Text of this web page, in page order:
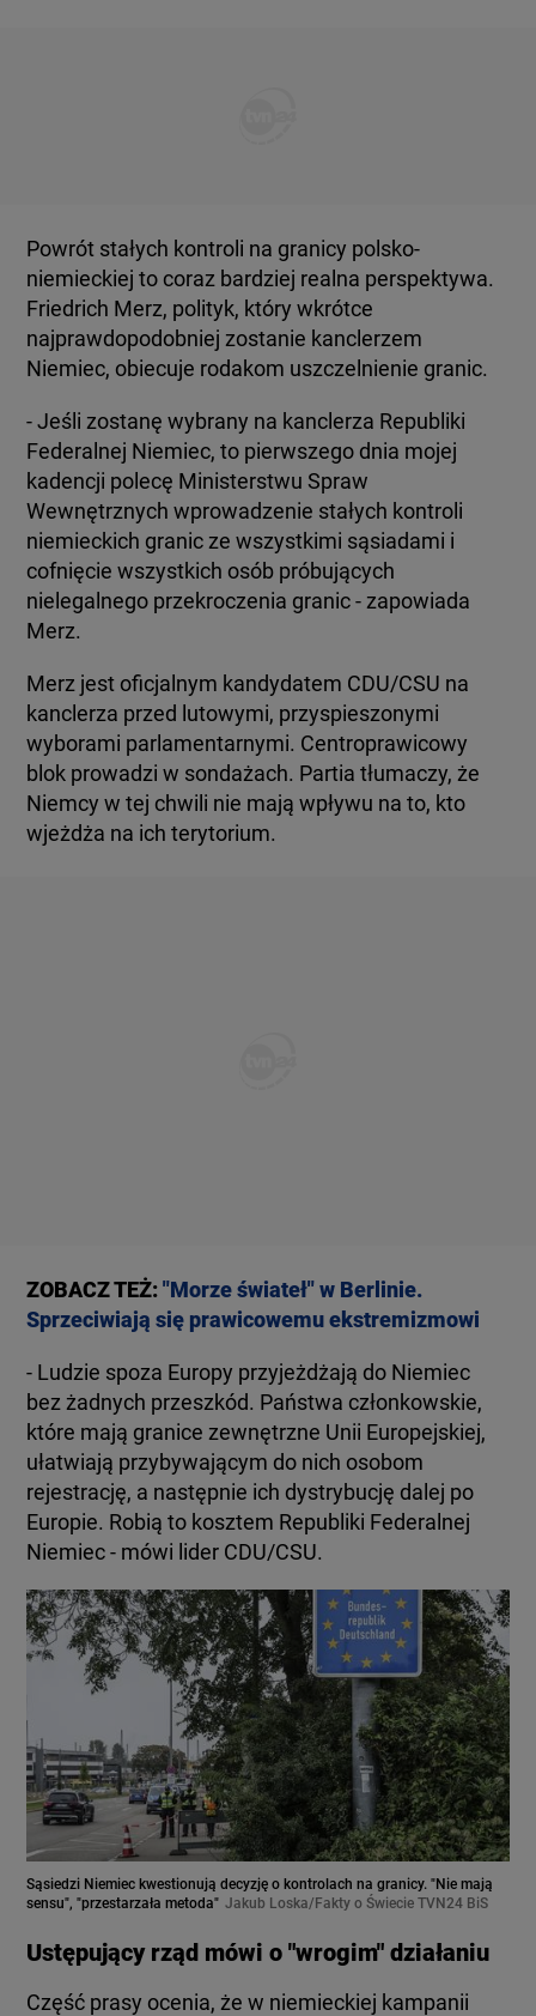
Powrót stałych kontroli na granicy polsko-
niemieckiej to coraz bardziej realna perspektywa.
Friedrich Merz, polityk, który wkrótce
najprawdopodobniej zostanie kanclerzem
Niemiec, obiecuje rodakom uszczelnienie granic.
- Jeśli zostanę wybrany na kanclerza Republiki
Federalnej Niemiec, to pierwszego dnia mojej
kadencji polecę Ministerstwu Spraw
Wewnętrznych wprowadzenie stałych kontroli
niemieckich granic ze wszystkimi sąsiadami i
cofnięcie wszystkich osób próbujących
nielegalnego przekroczenia granic - zapowiada
Merz.
Merz jest oficjalnym kandydatem CDU/CSU na
kanclerza przed lutowymi, przyspieszonymi
wyborami parlamentarnymi. Centroprawicowy
blok prowadzi w sondażach. Partia tłumaczy, że
Niemcy w tej chwili nie mają wpływu na to, kto
wjeżdża na ich terytorium.
ZOBACZ TEŻ:"Morze świateł" w Berlinie.
Sprzeciwiają się prawicowemu ekstremizmowi
- Ludzie spoza Europy przyjeżdżają do Niemiec
bez żadnych przeszkód. Państwa członkowskie,
które mają granice zewnętrzne Unii Europejskiej,
ułatwiają przybywającym do nich osobom
rejestrację, a następnie ich dystrybucję dalej po
Europie. Robią to kosztem Republiki Federalnej
Niemiec - mówi lider CDU/CSU.
Sąsiedzi Niemiec kwestionują decyzję o kontrolach na granicy. "Nie mają
sensu", "przestarzała metoda" Jakub Loska/Fakty o Świecie TVN24 BiS
Ustępujący rząd mówi o "wrogim" działaniu
Część prasy ocenia, że w niemieckiej kampanii